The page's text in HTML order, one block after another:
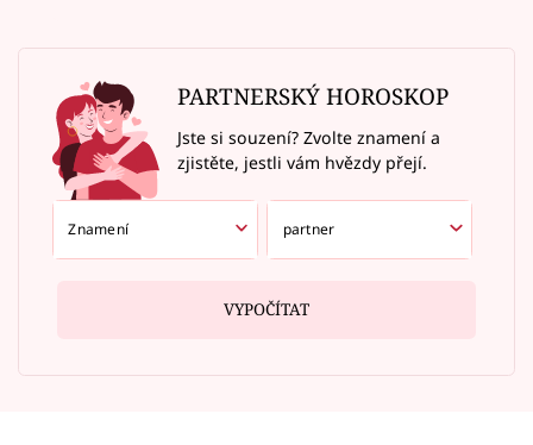
PARTNERSKÝ HOROSKOP
Jste si souzení? Zvolte znamení a
zjistěte, jestli vám hvězdy přejí.
VYPOČÍTAT